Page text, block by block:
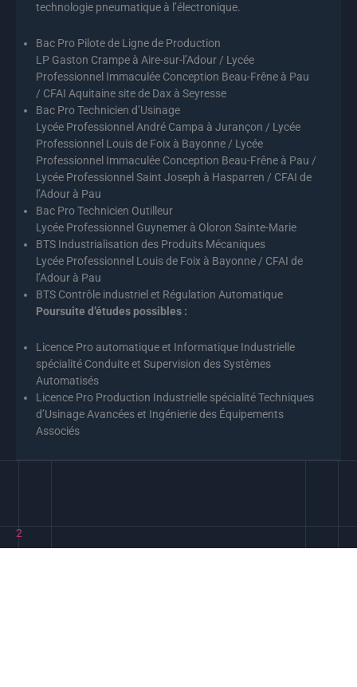
technologie pneumatique à l’électronique.
Bac Pro Pilote de Ligne de Production
LP Gaston Crampe à Aire-sur-l’Adour / Lycée
Professionnel Immaculée Conception Beau-Frêne à Pau
/ CFAI Aquitaine site de Dax à Seyresse
Bac Pro Technicien d’Usinage
Lycée Professionnel André Campa à Jurançon / Lycée
Professionnel Louis de Foix à Bayonne / Lycée
Professionnel Immaculée Conception Beau-Frêne à Pau /
Lycée Professionnel Saint Joseph à Hasparren / CFAI de
l’Adour à Pau
Bac Pro Technicien Outilleur
Lycée Professionnel Guynemer à Oloron Sainte-Marie
BTS Industrialisation des Produits Mécaniques
Lycée Professionnel Louis de Foix à Bayonne / CFAI de
l’Adour à Pau
BTS Contrôle industriel et Régulation Automatique
Poursuite d’études possibles :
Licence Pro automatique et Informatique Industrielle
spécialité Conduite et Supervision des Systèmes
Automatisés
Licence Pro Production Industrielle spécialité Techniques
d’Usinage Avancées et Ingénierie des Équipements
Associés
2